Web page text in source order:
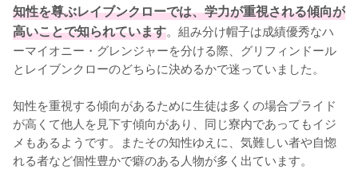
知性を尊ぶレイブンクローでは、学力が重視される傾向が
高いことで知られています。組み分け帽子は成績優秀なハ
ーマイオニー・グレンジャーを分ける際、グリフィンドール
とレイブンクローのどちらに決めるかで迷っていました。
知性を重視する傾向があるために生徒は多くの場合プライド
が高くて他人を見下す傾向があり、同じ寮内であってもイジ
メもあるようです。またその知性ゆえに、気難しい者や自惚
れる者など個性豊かで癖のある人物が多く出ています。